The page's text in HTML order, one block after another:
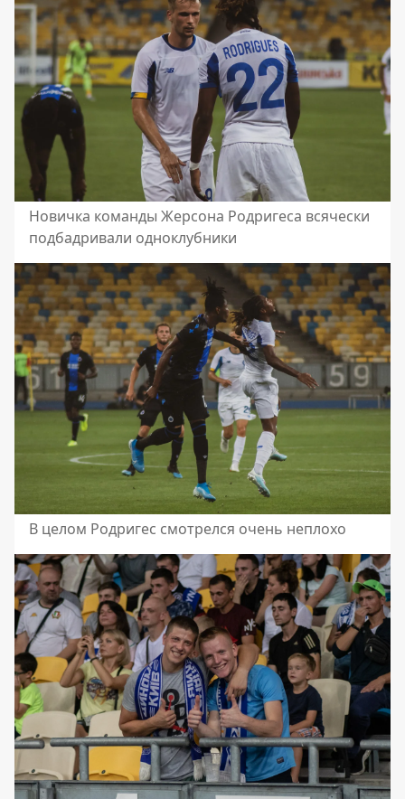
Новичка команды Жерсона Родригеса всячески
подбадривали одноклубники
В целом Родригес смотрелся очень неплохо